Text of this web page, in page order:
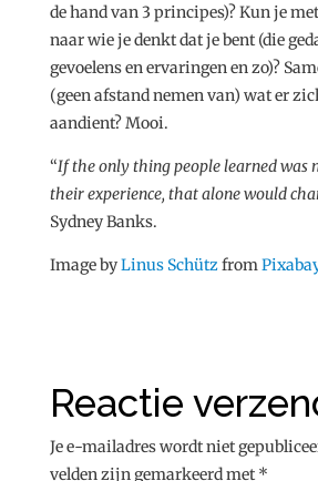
de hand van 3 principes)? Kun je
naar wie je denkt dat je bent (die
gevoelens en ervaringen en zo)?
(geen afstand nemen van) wat er
aandient? Mooi.
“If the only thing people learned was
their experience, that alone would
Sydney Banks.
Image byLinus Schützfrom
Reactie
Je e-mailadres wordt niet
velden zijn gemarkeerd met *